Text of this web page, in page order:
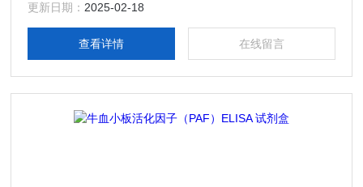
更新日期： 2025-02-18
查看详情 在线留言